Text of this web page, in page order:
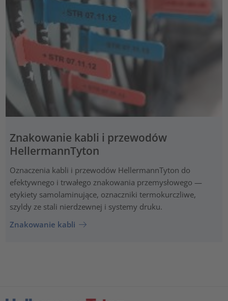
Znakowanie kabli i przewodów
HellermannTyton
Oznaczenia kabli i przewodów HellermannTyton do
efektywnego i trwałego znakowania przemysłowego —
etykiety samolaminujące, oznaczniki termokurczliwe,
szyldy ze stali nierdzewnej i systemy druku.
Znakowanie kabli